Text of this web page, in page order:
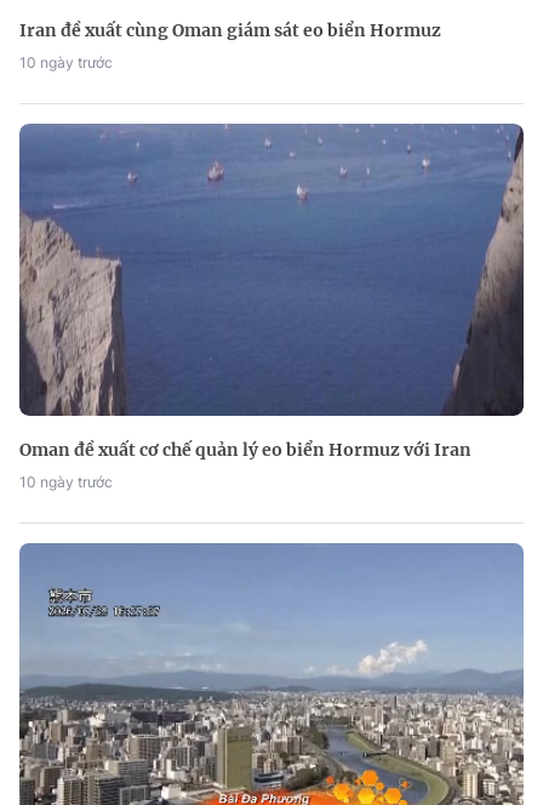
Iran đề xuất cùng Oman giám sát eo biển Hormuz
10 ngày trước
Oman đề xuất cơ chế quản lý eo biển Hormuz với Iran
10 ngày trước